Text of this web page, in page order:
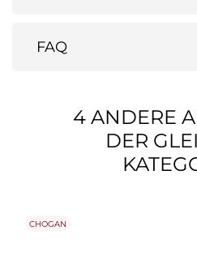
FAQ
4 ANDERE
DER
CHOGAN